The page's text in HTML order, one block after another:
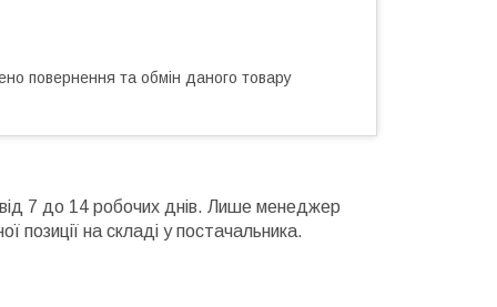
повернення та обмін даного товару
7 до 14 робочих днів. Лише менеджер
позиції на складі у постачальника.